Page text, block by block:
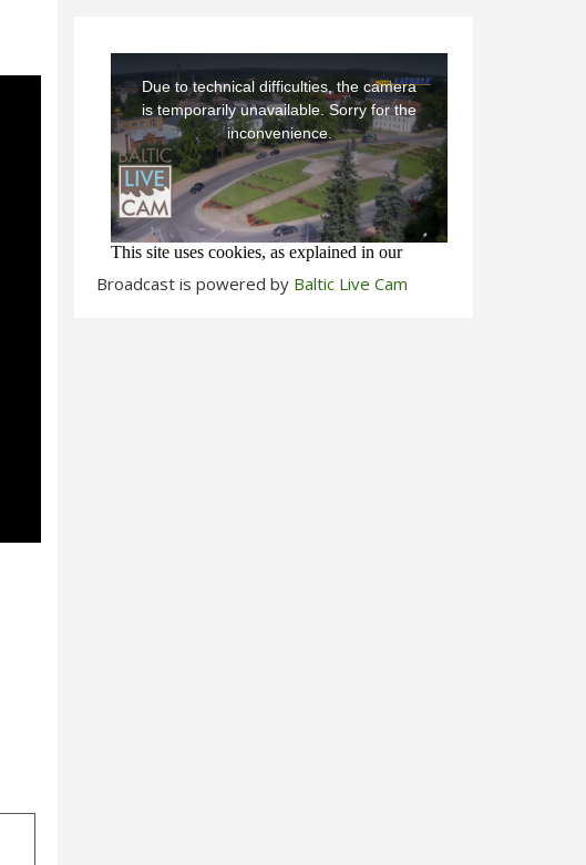
Broadcast is powered by Baltic Live Cam